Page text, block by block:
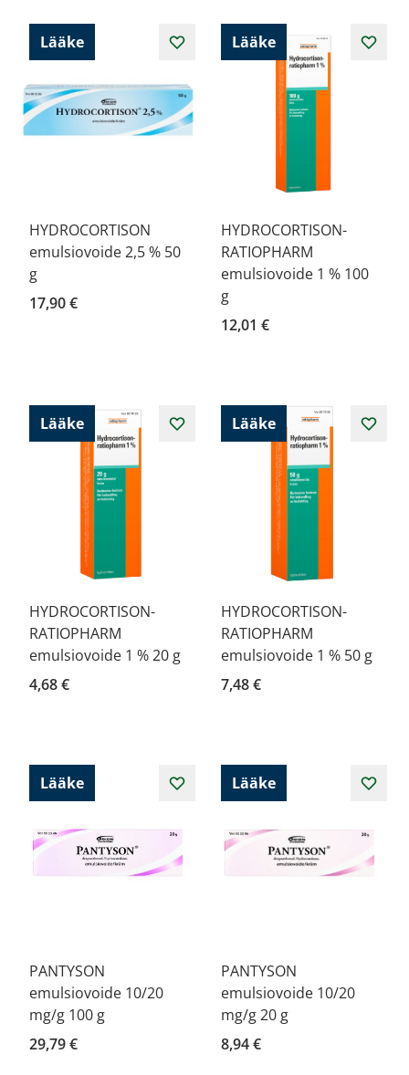
Lääke
HYDROCORTISON
emulsiovoide 2,5 % 50
g
17,90 €
Lääke
HYDROCORTISON-
RATIOPHARM
emulsiovoide 1 % 100
g
12,01 €
Lääke
HYDROCORTISON-
RATIOPHARM
emulsiovoide 1 % 20 g
4,68 €
Lääke
HYDROCORTISON-
RATIOPHARM
emulsiovoide 1 % 50 g
7,48 €
Lääke
PANTYSON
emulsiovoide 10/20
mg/g 100 g
29,79 €
Lääke
PANTYSON
emulsiovoide 10/20
mg/g 20 g
8,94 €